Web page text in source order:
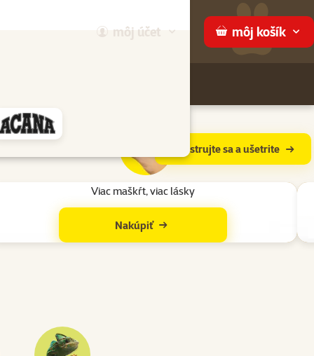
môj účet môj košík
záruka chutnosti
Registrujte sa a ušetrite
Viac maškŕt, viac lásky
Nakúpiť